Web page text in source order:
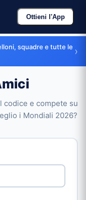
Ottieni l'App
squadre e tutte le ›
codice e compete su
i Mondiali 2026?